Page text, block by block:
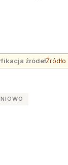
źródeł